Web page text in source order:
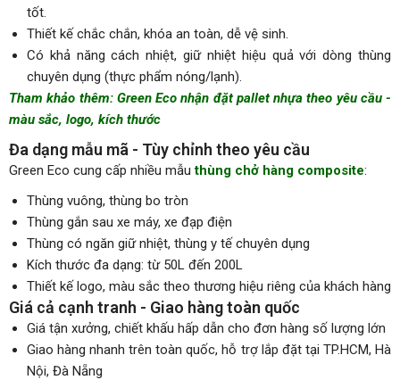
tốt.
Thiết kế chắc chắn, khóa an toàn, dễ vệ sinh.
Có khả năng cách nhiệt, giữ nhiệt hiệu quả với dòng thùng
chuyên dụng (thực phẩm nóng/lạnh).
Tham khảo thêm: Green Eco nhận đặt pallet nhựa theo yêu cầu -
màu sắc, logo, kích thước
Đa dạng mẫu mã - Tùy chỉnh theo yêu cầu
Green Eco cung cấp nhiều mẫuthùng chở hàng composite:
Thùng vuông, thùng bo tròn
Thùng gắn sau xe máy, xe đạp điện
Thùng có ngăn giữ nhiệt, thùng y tế chuyên dụng
Kích thước đa dạng: từ 50L đến 200L
Thiết kế logo, màu sắc theo thương hiệu riêng của khách hàng
Giá cả cạnh tranh - Giao hàng toàn quốc
Giá tận xưởng, chiết khấu hấp dẫn cho đơn hàng số lượng lớn
Giao hàng nhanh trên toàn quốc, hỗ trợ lắp đặt tại TP.HCM, Hà
Nội, Đà Nẵng